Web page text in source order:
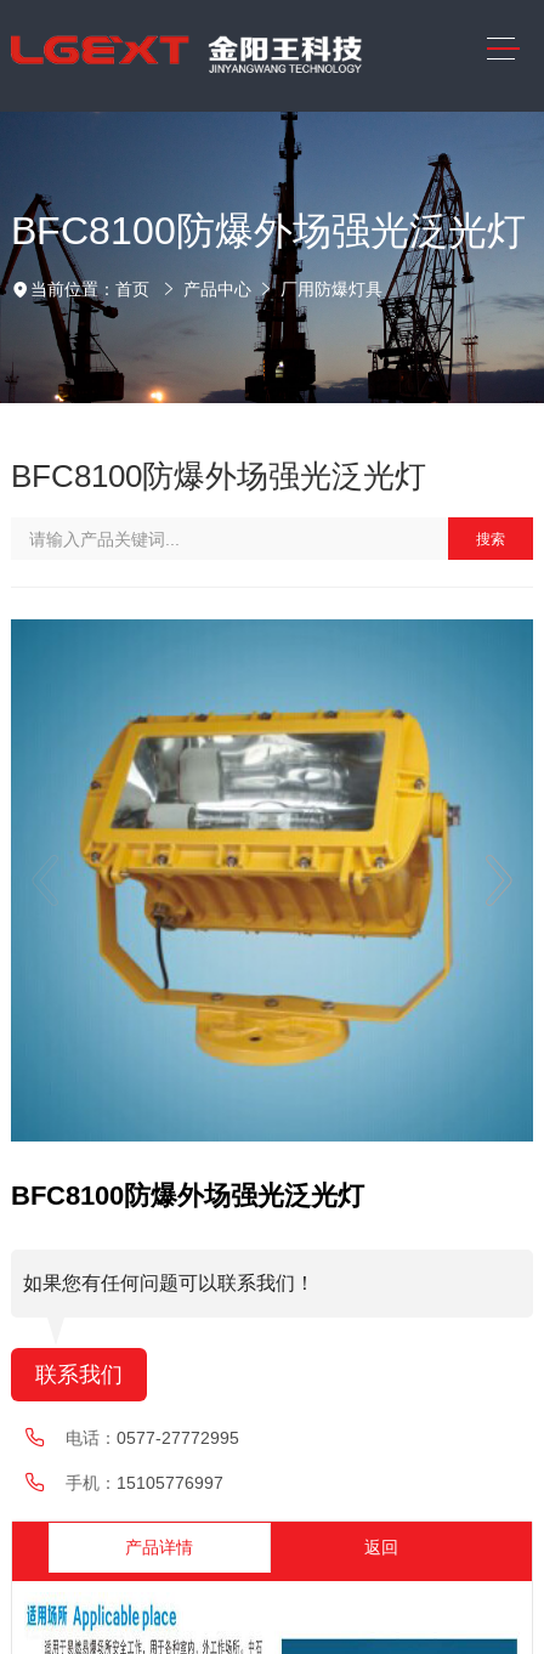
BFC8100防爆外场强光泛光灯
当前位置： 首页 产品中心 厂用防爆灯具
BFC8100防爆外场强光泛光灯
搜索
BFC8100防爆外场强光泛光灯
如果您有任何问题可以联系我们！
联系我们
电话： 0577-27772995
手机： 15105776997
产品详情 返回